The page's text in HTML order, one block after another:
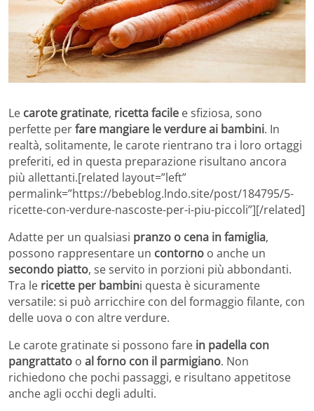
Le carote gratinate, ricetta facile e sfiziosa, sono
perfette perfare mangiare le verdure ai bambini. In
realtà, solitamente, le carote rientrano tra i loro ortaggi
preferiti, ed in questa preparazione risultano ancora
più allettanti.[related layout=”left”
permalink=”https://bebeblog.lndo.site/post/184795/5-
ricette-con-verdure-nascoste-per-i-piu-piccoli”][/related]
Adatte per un qualsiasi pranzo o cena in famiglia,
possono rappresentare un contorno o anche un
secondo piatto, se servito in porzioni più abbondanti.
Tra le ricette per bambini questa è sicuramente
versatile: si può arricchire con del formaggio filante, con
delle uova o con altre verdure.
Le carote gratinate si possono fare in padella con
pangrattato o al forno con il parmigiano. Non
richiedono che pochi passaggi, e risultano appetitose
anche agli occhi degli adulti.